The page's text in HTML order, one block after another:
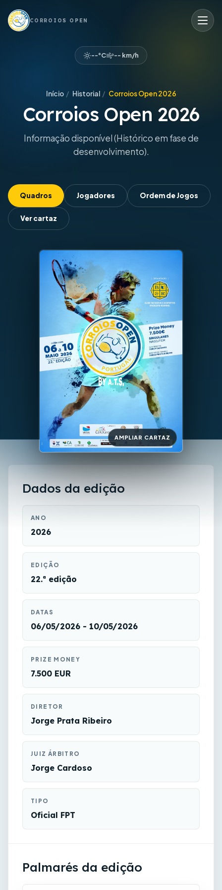
CORROIOS OPEN
--°C -- km/h
Início / Historial / Corroios Open 2026
Corroios Open 2026
Informação disponível (Histórico em fase de
desenvolvimento).
Quadros Jogadores Ordem de Jogos
Ver cartaz
AMPLIAR CARTAZ
Dados da edição
ANO
2026
EDIÇÃO
22.ª edição
DATAS
06/05/2026 - 10/05/2026
PRIZE MONEY
7.500 EUR
DIRETOR
Jorge Prata Ribeiro
JUIZ ÁRBITRO
Jorge Cardoso
TIPO
Oficial FPT
Palmarés da edição